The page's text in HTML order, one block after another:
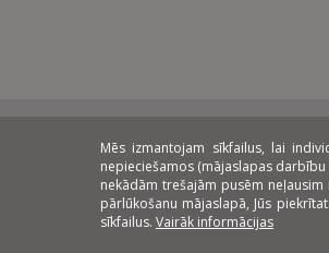
Mēs izmantojam sīkfailus, lai
nepieciešamos (mājaslapas
nekādām trešajām pusēm
pārlūkošanu mājaslapā, Jūs
sīkfailus. Vairāk informācijas
Norēķinu veidi: